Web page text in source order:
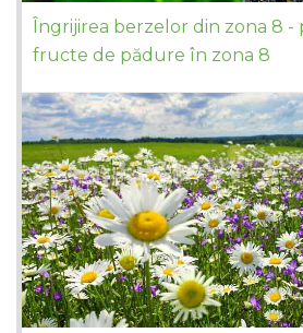
Îngrijirea berzelor din zona 8
fructe de pădure în zona 8